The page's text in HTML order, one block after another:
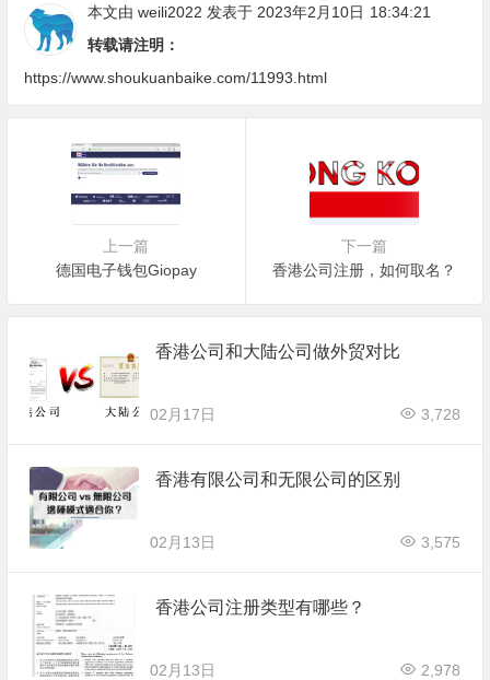
本文由 weili2022 发表于 2023年2月10日 18:34:21
转载请注明：
https://www.shoukuanbaike.com/11993.html
上一篇
德国电子钱包Giopay
下一篇
香港公司注册，如何取名？
香港公司和大陆公司做外贸对比
02月17日 3,728
香港有限公司和无限公司的区别
02月13日 3,575
香港公司注册类型有哪些？
02月13日 2,978